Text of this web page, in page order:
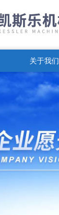
关于我们